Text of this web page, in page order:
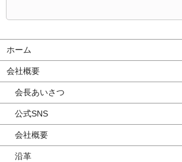
ホーム
会社概要
会長あいさつ
公式SNS
会社概要
沿革